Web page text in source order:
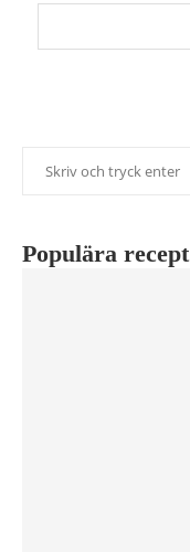
Populära recept